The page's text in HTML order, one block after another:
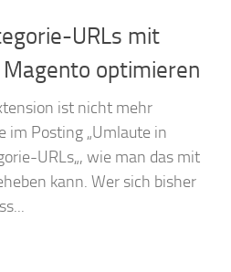
URLs mit
Magento optimieren
ist nicht mehr
im Posting „Umlaute in
URLs„, wie man das mit
kann. Wer sich bisher